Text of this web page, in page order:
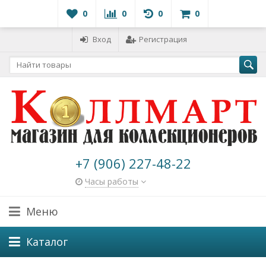
0 0 0 0
Вход Регистрация
+7 (906) 227-48-22
Часы работы
Меню
Каталог